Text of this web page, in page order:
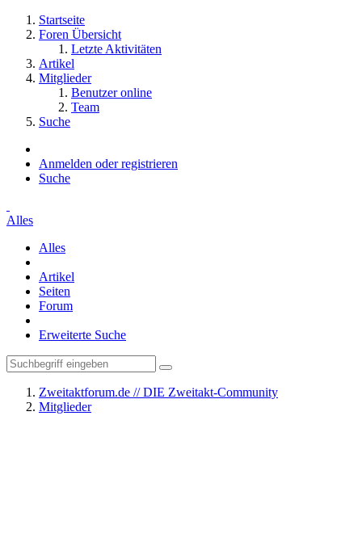
Startseite
Foren Übersicht
Letzte Aktivitäten
Artikel
Mitglieder
Benutzer online
Team
Suche
Anmelden oder registrieren
Suche
Alles
Alles
Artikel
Seiten
Forum
Erweiterte Suche
Zweitaktforum.de // DIE Zweitakt-Community
Mitglieder